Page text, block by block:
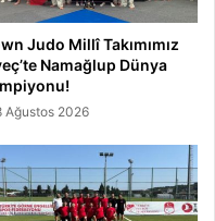
Judo Millî Takımımız
Namağlup Dünya
Ağustos 2026